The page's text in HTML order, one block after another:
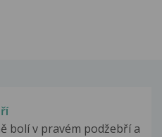
bolí v pravém podžebří a